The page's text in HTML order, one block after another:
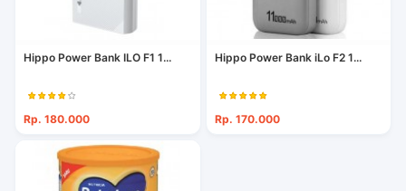
Hippo Power Bank ILO F1 1...
Rp. 180.000
Hippo Power Bank iLo F2 1...
Rp. 170.000